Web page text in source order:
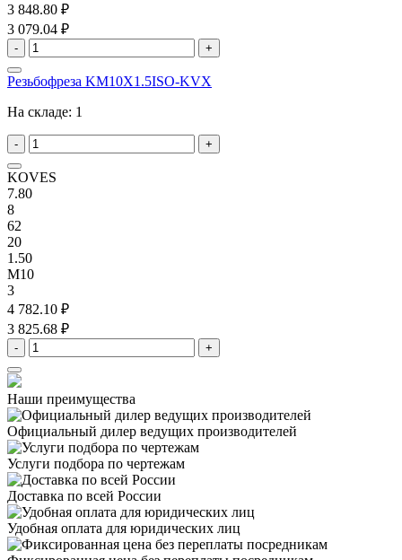
3 848.80 ₽
3 079.04 ₽
- +
Резьбофреза KM10X1.5ISO-KVX
На складе: 1
- +
KOVES
7.80
8
62
20
1.50
M10
3
4 782.10 ₽
3 825.68 ₽
- +
Наши преимущества
Официальный дилер ведущих производителей
Услуги подбора по чертежам
Доставка по всей России
Удобная оплата для юридических лиц